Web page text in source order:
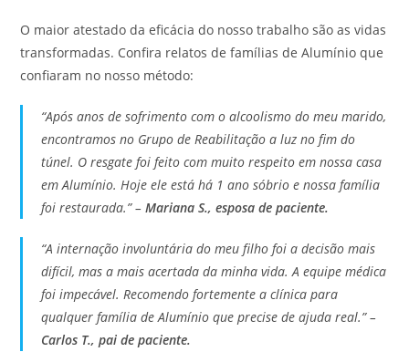
O maior atestado da eficácia do nosso trabalho são as vidas
transformadas. Confira relatos de famílias de Alumínio que
confiaram no nosso método:
“Após anos de sofrimento com o alcoolismo do meu marido,
encontramos no Grupo de Reabilitação a luz no fim do
túnel. O resgate foi feito com muito respeito em nossa casa
em Alumínio. Hoje ele está há 1 ano sóbrio e nossa família
foi restaurada.” –Mariana S., esposa de paciente.
“A internação involuntária do meu filho foi a decisão mais
difícil, mas a mais acertada da minha vida. A equipe médica
foi impecável. Recomendo fortemente a clínica para
qualquer família de Alumínio que precise de ajuda real.” –
Carlos T., pai de paciente.